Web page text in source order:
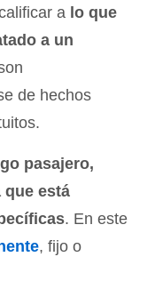
a lo que
a un
de hechos
pasajero,
está
. En este
, fijo o